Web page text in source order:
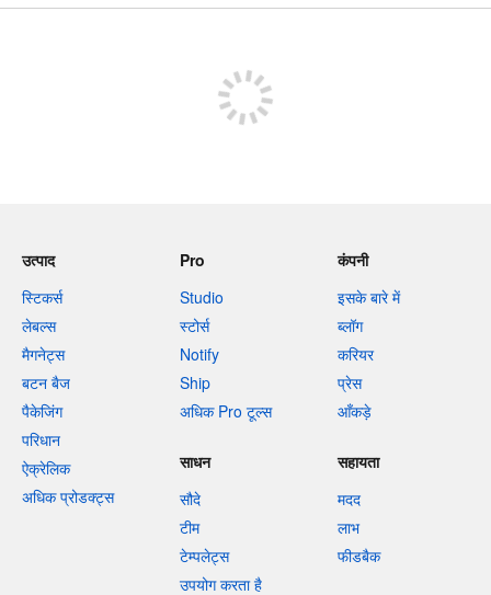
उत्पाद
स्टिकर्स
लेबल्स
मैगनेट्स
बटन बैज
पैकेजिंग
परिधान
ऐक्रेलिक
अधिक प्रोडक्ट्स
Pro
Studio
स्टोर्स
Notify
Ship
अधिक Pro टूल्स
कंपनी
इसके बारे में
ब्लॉग
करियर
प्रेस
आँकड़े
साधन
सौदे
टीम
टेम्पलेट्स
उपयोग करता है
सहायता
मदद
लाभ
फीडबैक